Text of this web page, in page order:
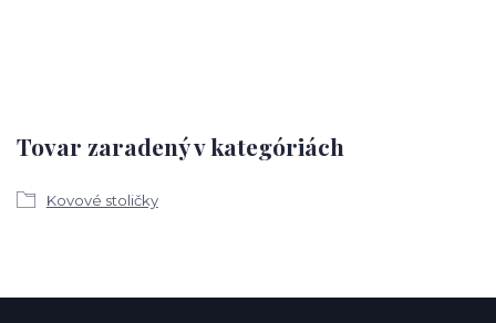
Tovar zaradený v kategóriách
Kovové stoličky